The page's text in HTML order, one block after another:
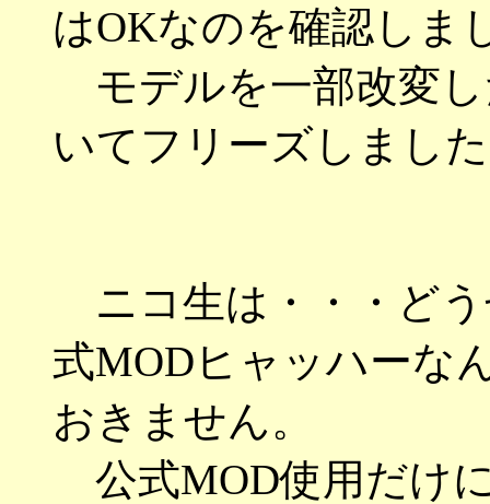
はOKなのを確認しま
モデルを一部改変
いてフリーズしまし
ニコ生は・・・ど
式MODヒャッハーな
おきません。
公式MOD使用だけ